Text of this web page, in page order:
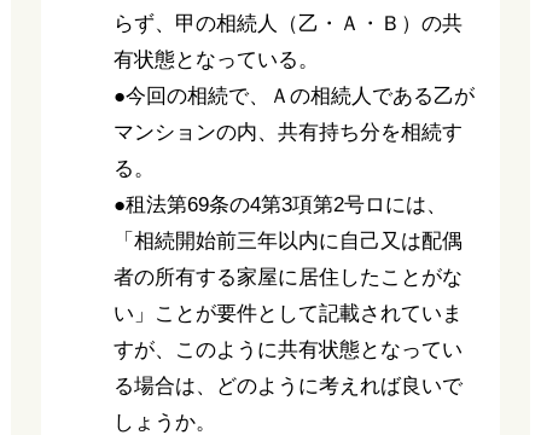
らず、甲の相続人（乙・Ａ・Ｂ）の共
有状態となっている。
●今回の相続で、Ａの相続人である乙が
マンションの内、共有持ち分を相続す
る。
●租法第69条の4第3項第2号ロには、
「相続開始前三年以内に自己又は配偶
者の所有する家屋に居住したことがな
い」ことが要件として記載されていま
すが、このように共有状態となってい
る場合は、どのように考えれば良いで
しょうか。